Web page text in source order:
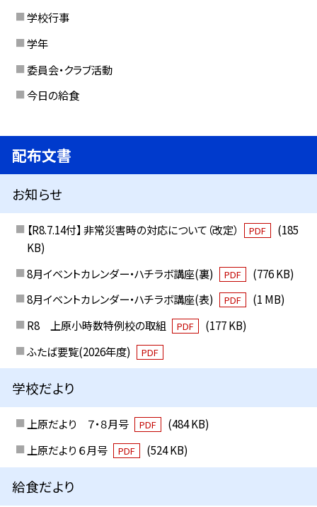
学校行事
学年
委員会・クラブ活動
今日の給食
配布文書
お知らせ
【R8.7.14付】 非常災害時の対応について（改定） PDF
(185
KB)
8月イベントカレンダー・ハチラボ講座(裏)
PDF
(776 KB)
8月イベントカレンダー・ハチラボ講座(表)
PDF
(1 MB)
R8 上原小時数特例校の取組
PDF
(177 KB)
ふたば要覧(2026年度)
PDF
学校だより
上原だより ７・８月号 PDF
(484 KB)
上原だより ６月号
PDF (524 KB)
給食だより